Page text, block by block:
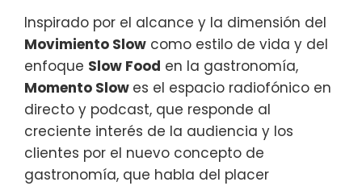
Inspirado por el alcance y la dimensión del
Movimiento Slow como estilo de vida y del
enfoque Slow Food en la gastronomía,
Momento Slow es el espacio radiofónico en
directo y podcast, que responde al
creciente interés de la audiencia y los
clientes por el nuevo concepto de
gastronomía, que habla del placer